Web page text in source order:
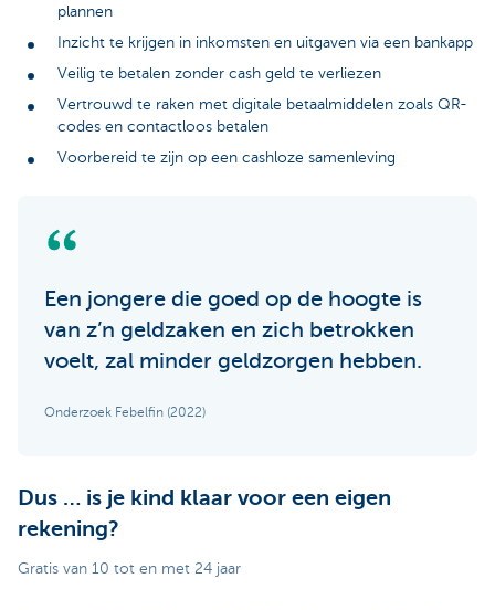
plannen
Inzicht te krijgen in inkomsten en uitgaven via een bankapp
Veilig te betalen zonder cash geld te verliezen
Vertrouwd te raken met digitale betaalmiddelen zoals QR-
codes en contactloos betalen
Voorbereid te zijn op een cashloze samenleving
Een jongere die goed op de hoogte is
van z’n geldzaken en zich betrokken
voelt, zal minder geldzorgen hebben.
Onderzoek Febelfin (2022)
Dus … is je kind klaar voor een eigen
rekening?
Gratis van 10 tot en met 24 jaar